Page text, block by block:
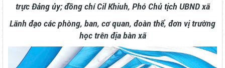
trực Đảng ủy; đồng chí Cil Khiuh, Phó Chủ tịch UBND xã
Lãnh đạo các phòng, ban, cơ quan, đoàn thể, đơn vị trường
học trên địa bàn xã